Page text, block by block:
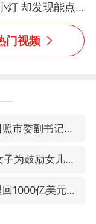
灯 却发现能点
事人：已报警
门视频
山东日照市委副书记王峰被查
41岁女子为鼓励女儿考上985研究生
美国退回1000亿美元关税